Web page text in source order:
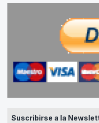
Suscribirse a la